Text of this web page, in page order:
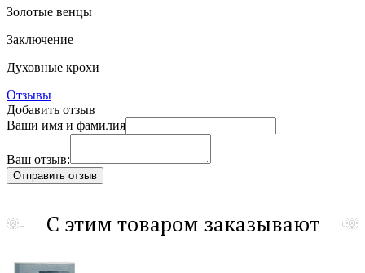
Золотые венцы
Заключение
Духовные крохи
Отзывы
Добавить отзыв
Ваши имя и фамилия
Ваш отзыв:
С этим товаром заказывают